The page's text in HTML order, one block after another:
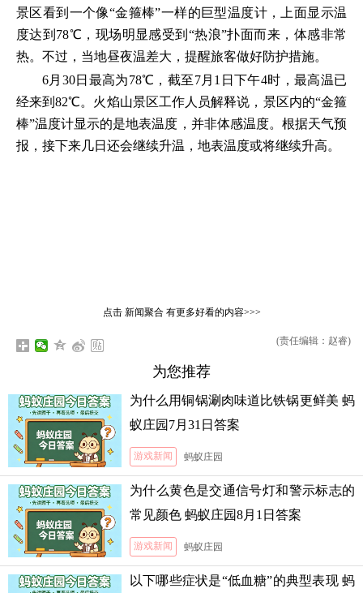
景区看到一个像“金箍棒”一样的巨型温度计，上面显示温
度达到78℃，现场明显感受到“热浪”扑面而来，体感非常
热。不过，当地昼夜温差大，提醒旅客做好防护措施。
6月30日最高为78℃，截至7月1日下午4时，最高温已
经来到82℃。火焰山景区工作人员解释说，景区内的“金箍
棒”温度计显示的是地表温度，并非体感温度。根据天气预
报，接下来几日还会继续升温，地表温度或将继续升高。
点击 新闻聚合有更多好看的内容>>>
(责任编辑：赵睿)
为您推荐
为什么用铜锅涮肉味道比铁锅更鲜美 蚂
蚁庄园7月31日答案
游戏新闻 蚂蚁庄园
为什么黄色是交通信号灯和警示标志的
常见颜色 蚂蚁庄园8月1日答案
游戏新闻 蚂蚁庄园
以下哪些症状是“低血糖”的典型表现 蚂